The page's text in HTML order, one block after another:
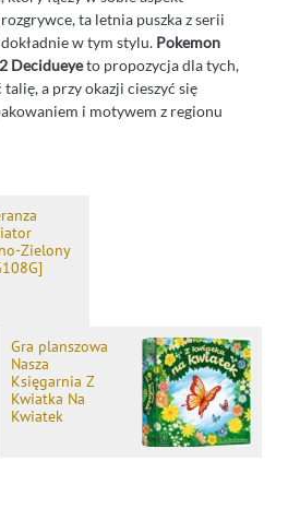
ta letnia puszka z serii
w tym stylu. Pokemon
Decidueyeto propozycja dla tych,
a przy okazji cieszyć się
i motywem z regionu
Zielony
Gra planszowa
Nasza
Księgarnia Z
Kwiatka Na
Kwiatek